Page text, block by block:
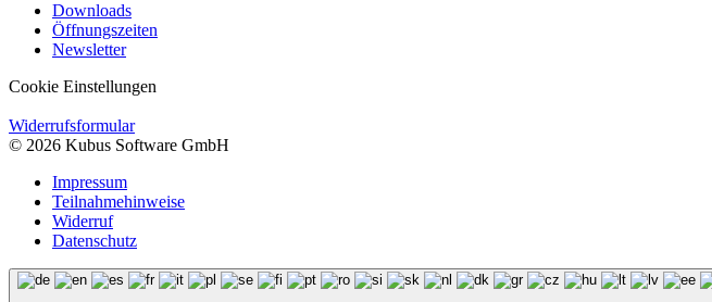
Downloads
Öffnungszeiten
Newsletter
Cookie Einstellungen
Widerrufsformular
© 2026 Kubus Software GmbH
Impressum
Teilnahmehinweise
Widerruf
Datenschutz